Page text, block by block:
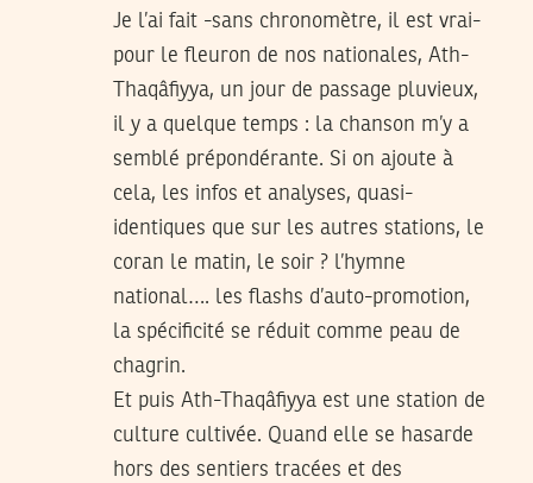
Je l’ai fait -sans chronomètre, il est vrai-
pour le fleuron de nos nationales, Ath-
Thaqâfiyya, un jour de passage pluvieux,
il y a quelque temps : la chanson m’y a
semblé prépondérante. Si on ajoute à
cela, les infos et analyses, quasi-
identiques que sur les autres stations, le
coran le matin, le soir ? l’hymne
national…. les flashs d’auto-promotion,
la spécificité se réduit comme peau de
chagrin.
Et puis Ath-Thaqâfiyya est une station de
culture cultivée. Quand elle se hasarde
hors des sentiers tracées et des